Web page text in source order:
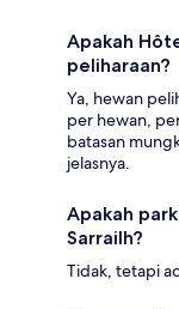
Apakah
peliharaan?
Ya, hewan
per hewan,
batasan
jelasnya.
Apakah
Sarrailh?
Tidak, tetapi